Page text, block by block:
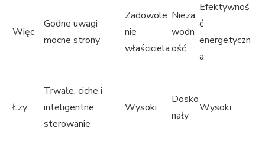
Więc
Godne uwagi
mocne strony
Zadowole
nie
właściciela
Nieza
wodn
ość
Efektywnoś
ć
energetyczn
a
Łzy
Trwałe, ciche i
inteligentne
sterowanie
Wysoki
Dosko
nały
Wysoki